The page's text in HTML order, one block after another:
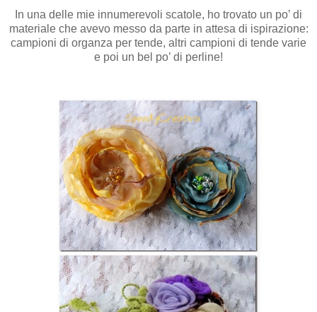
In una delle mie innumerevoli scatole, ho trovato un po’ di
materiale che avevo messo da parte in attesa di ispirazione:
campioni di organza per tende, altri campioni di tende varie
e poi un bel po’ di perline!